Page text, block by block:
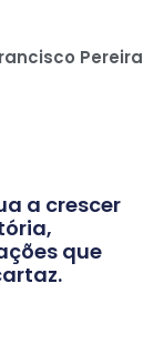
Pereira
a crescer
que